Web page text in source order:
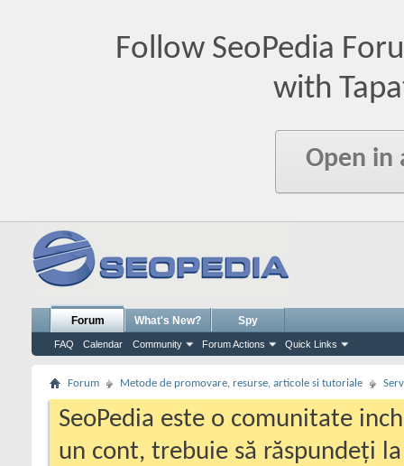
Follow SeoPedia
with
Open in
Forum
FAQ Calendar Community Forum Actions Quick Links
What's New? Spy
Forum Metode de promovare, resurse, articole si tutoriale
SeoPedia este o comunitate
un cont, trebuie să răspundeți